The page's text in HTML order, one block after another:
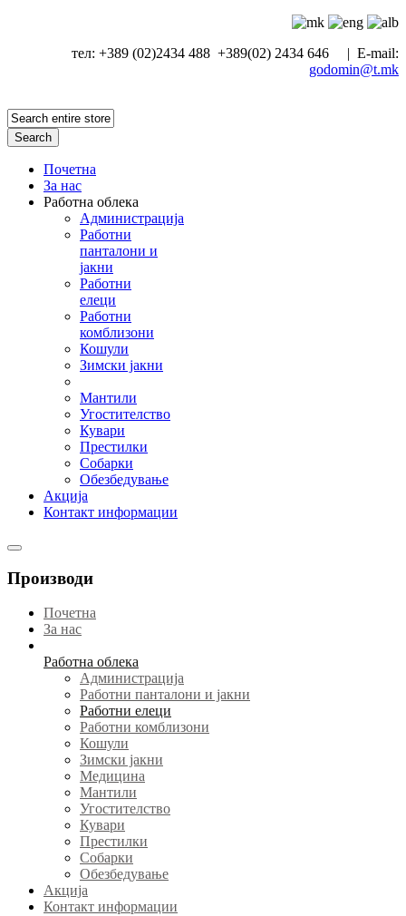
тел: +389 (02)2434 488 +389(02) 2434 646 | E-mail:
godomin@t.mk
Search
Почетна
За нас
Работна облека
Администрација
Работни
панталони и
јакни
Работни
елеци
Работни
комблизони
Кошули
Зимски јакни
Мантили
Угостителство
Кувари
Престилки
Собарки
Обезбедување
Акција
Контакт информации
Производи
Почетна
За нас
Работна облека
Администрација
Работни панталони и јакни
Работни елеци
Работни комблизони
Кошули
Зимски јакни
Медицина
Мантили
Угостителство
Кувари
Престилки
Собарки
Обезбедување
Акција
Контакт информации